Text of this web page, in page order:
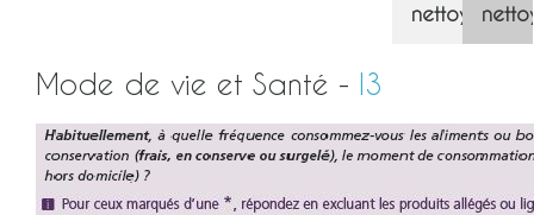
nettoyage/
Mode de vie et Santé - I3